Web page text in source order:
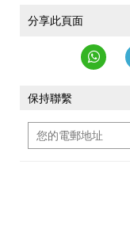
分享此頁面
保持聯繫